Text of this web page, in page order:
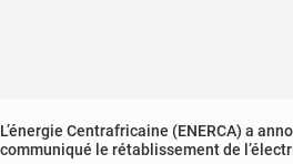
L’énergie Centrafricaine (ENERCA) a
communiqué le rétablissement de